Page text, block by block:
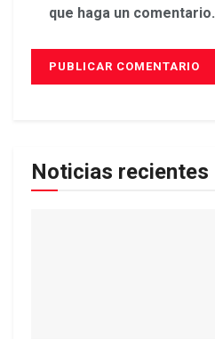
que haga un comentario.
Noticias recientes